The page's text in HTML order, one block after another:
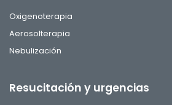
Oxigenoterapia
Aerosolterapia
Nebulización
Resucitación y urgencias